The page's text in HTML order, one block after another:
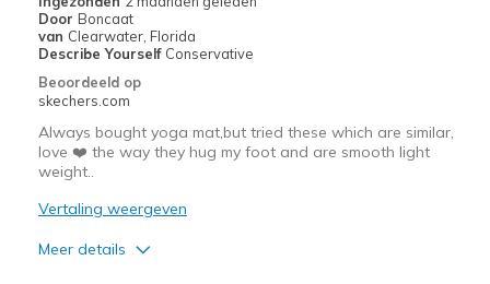
Door Boncaat
van Clearwater, Florida
Describe Yourself Conservative
Beoordeeld op
skechers.com
Always bought yoga mat,but tried these which are similar,
love ❤️ the way they hug my foot and are smooth light
weight..
Vertaling weergeven
Meer details